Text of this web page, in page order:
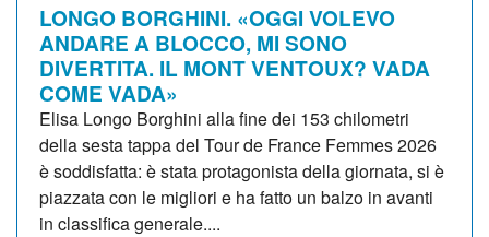
LONGO BORGHINI. «OGGI VOLEVO
ANDARE A BLOCCO, MI SONO
DIVERTITA. IL MONT VENTOUX? VADA
COME VADA»
Elisa Longo Borghini alla fine dei 153 chilometri
della sesta tappa del Tour de France Femmes 2026
è soddisfatta: è stata protagonista della giornata, si è
piazzata con le migliori e ha fatto un balzo in avanti
in classifica generale....